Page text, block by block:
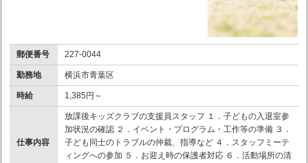
郵便番号 227-0044
勤務地 横浜市青葉区
時給 1,385円～
仕事内容
放課後キッズクラブの支援員スタッフ １．子どもの入退室参
加状況の確認 ２．イベント・プログラム・工作等の準備 ３．
子ども同士のトラブルの仲裁、指導など ４．スタッフミーテ
ィングへの参加 ５．お迎え時の保護者対応 ６．活動場所の清